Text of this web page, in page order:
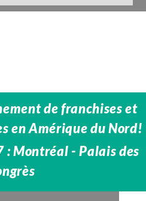
de franchises et
en Amérique du Nord!
Montréal - Palais des